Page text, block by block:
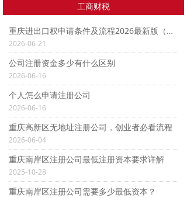
工商财税
重庆进出口权申请条件及流程2026最新版（附办理材料清单）
2026-06-21
公司注册资金多少有什么区别
2026-06-16
个人怎么申请注册公司
2026-06-16
重庆高新区无地址注册公司，创业者必看流程
2026-06-04
重庆南岸区注册公司最低注册资本要求详解
2025-10-28
重庆南岸区注册公司需要多少最低资本？